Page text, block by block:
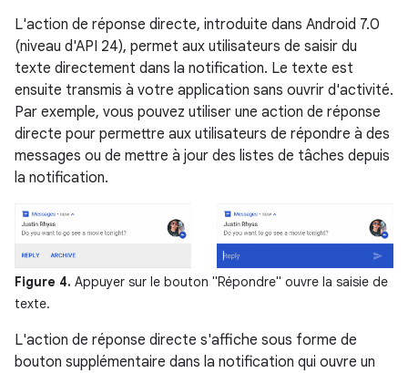
L'action de réponse directe, introduite dans Android 7.0
(niveau d'API 24), permet aux utilisateurs de saisir du
texte directement dans la notification. Le texte est
ensuite transmis à votre application sans ouvrir d'activité.
Par exemple, vous pouvez utiliser une action de réponse
directe pour permettre aux utilisateurs de répondre à des
messages ou de mettre à jour des listes de tâches depuis
la notification.
Figure 4. Appuyer sur le bouton "Répondre" ouvre la saisie de
texte.
L'action de réponse directe s'affiche sous forme de
bouton supplémentaire dans la notification qui ouvre un